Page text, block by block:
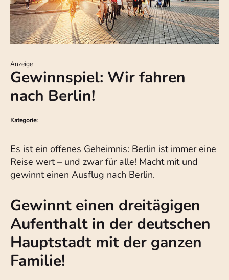
Anzeige
Gewinnspiel: Wir fahren
nach Berlin!
Kategorie:
Es ist ein offenes Geheimnis: Berlin ist immer eine
Reise wert – und zwar für alle! Macht mit und
gewinnt einen Ausflug nach Berlin.
Gewinnt einen dreitägigen
Aufenthalt in der deutschen
Hauptstadt mit der ganzen
Familie!